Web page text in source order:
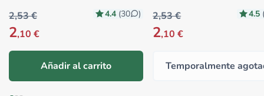
4.4 (30 )
2,53 €
2,10 €
Añadir al carrito
4.5
2,53 €
2,10 €
Temporalmente